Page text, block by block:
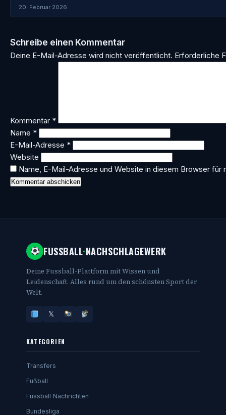
20. Februar 2026
Schreibe einen Kommentar
Deine E-Mail-Adresse wird nicht veröffentlicht. Erforderliche
Kommentar *
Name *
E-Mail-Adresse *
Website
Name, E-Mail-Adresse und Website in diesem Browser für
FUSSBALL·NACHSCHLAGEWERK
Deine Fussball-Plattform mit Wissen und
Leidenschaft. Alles rund um den schönsten Sport der
Welt.
𝕏
KATEGORIEN
Transfers
Fußball
Fussball Nachrichten
Bundesliga